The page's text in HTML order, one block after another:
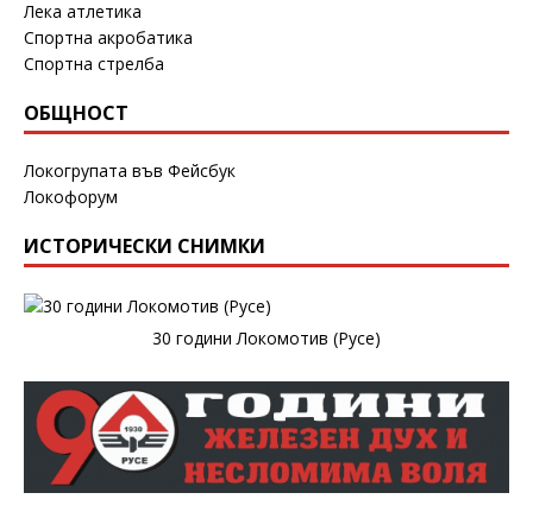
Лека атлетика
Спортна акробатика
Спортна стрелба
ОБЩНОСТ
Локогрупата във Фейсбук
Локофорум
ИСТОРИЧЕСКИ СНИМКИ
30 години Локомотив (Русе)